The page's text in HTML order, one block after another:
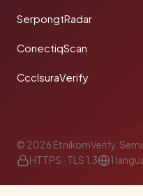
SerpongtRadar
ConectiqScan
CcclsuraVerify
© 2026 EtnikomVerify.
HTTPS · TLS 1.3
1